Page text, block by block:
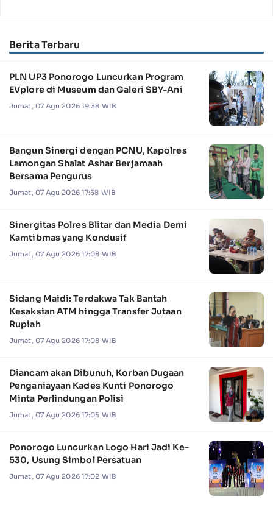
Berita Terbaru
PLN UP3 Ponorogo Luncurkan Program
EVplore di Museum dan Galeri SBY-Ani
Jumat, 07 Agu 2026 19:38 WIB
Bangun Sinergi dengan PCNU, Kapolres
Lamongan Shalat Ashar Berjamaah
Bersama Pengurus
Jumat, 07 Agu 2026 17:58 WIB
Sinergitas Polres Blitar dan Media Demi
Kamtibmas yang Kondusif
Jumat, 07 Agu 2026 17:08 WIB
Sidang Maidi: Terdakwa Tak Bantah
Kesaksian ATM hingga Transfer Jutaan
Rupiah
Jumat, 07 Agu 2026 17:08 WIB
Diancam akan Dibunuh, Korban Dugaan
Penganiayaan Kades Kunti Ponorogo
Minta Perlindungan Polisi
Jumat, 07 Agu 2026 17:05 WIB
Ponorogo Luncurkan Logo Hari Jadi Ke-
530, Usung Simbol Persatuan
Jumat, 07 Agu 2026 17:02 WIB